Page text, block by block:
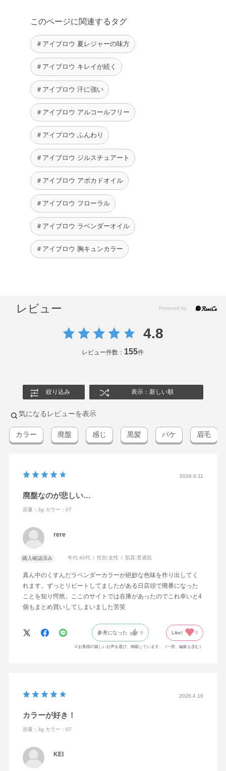
このページに関連するタグ
＃アイブロウ 夏レジャーの味方
＃アイブロウ キレイが続く
＃アイブロウ 汗に強い
＃アイブロウ アルコールフリー
＃アイブロウ ふんわり
＃アイブロウ ジルスチュアート
＃アイブロウ アボカドオイル
＃アイブロウ フローラル
＃アイブロウ ラベンダーオイル
＃アイブロウ 胸キュンカラー
レビュー
4.8
レビュー件数： 155件
絞り込み 表示：新しい順
気になるレビューを表示
カラー 廃盤 感じ 黒髪 パケ 眉毛
2026.6.11
廃盤なのが悲しい…
容量：3g カラー：07
rere
購入確認済み 年代:40代 性別:女性 肌質:普通肌
真ん中のくすんだラベンダーカラーが絶妙な色味を作り出してく
れます。ずっとリピートしてましたがある日店頭で廃番になった
ことを知り愕然。ここのサイトでは在庫があったのでこれ幸いと4
個もまとめ買いしてしまいました苦笑
参考になった 0 Like! 0
※お客様の嬉しいお声を選び、掲載しています。（一部、編集も含む）
2026.4.16
カラーが好き！
容量：3g カラー：07
KEI